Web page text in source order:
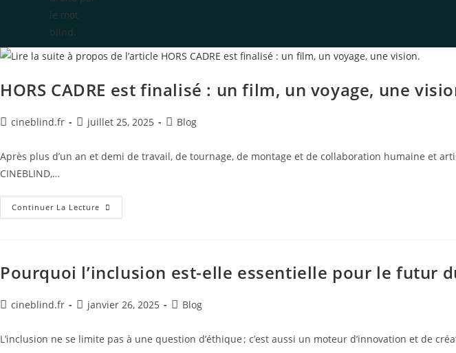
HORS CADRE est finalisé : un film, un voyage, une
cineblind.fr juillet 25, 2025 Blog
Après plus d’un an et demi de travail, de tournage, de montage et de collaboration humaine et
CINEBLIND,…
Continuer La Lecture
Pourquoi l’inclusion est-elle essentielle pour le futur
cineblind.fr janvier 26, 2025 Blog
L’inclusion ne se limite pas à une question d’éthique ; c’est aussi un moteur d’innovation et de